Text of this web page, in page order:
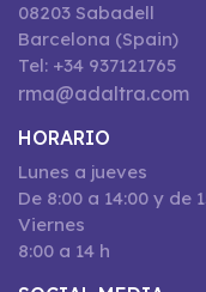
08203 Sabadell
Barcelona (Spain)
Tel: +34 937121765
rma@adaltra.com
HORARIO
Lunes a jueves
De 8:00 a 14:00 y de
Viernes
8:00 a 14 h